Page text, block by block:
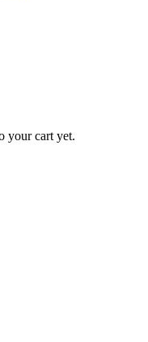
your cart yet.